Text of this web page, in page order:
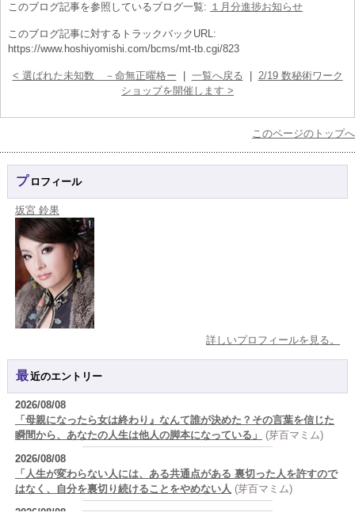
このブログ記事を参照しているブログ一覧: １月分進捗お知らせ
このブログ記事に対するトラックバックURL:
https://www.hoshiyomishi.com/bcms/mt-tb.cgi/823
< 選ばれた未知数 －命無正曜格ー 一覧へ戻る
2/19 数秘術ワーク
ショップを開催します >
このページのトップへ
プロフィール
坂宮 鈴果
詳しいプロフィールを見る。
最近のエントリー
2026/08/08
「母親になったら女は終わり』なんて誰が決めた？その言葉を信じた
瞬間から、あなたの人生は他人の脚本になっている」
(芽百マミム)
2026/08/08
「人生が変わらない人には、ある共通点がある 裏切った人を許すので
はなく、自分を裏切り続けることをやめない人 (芽百マミム)
2026/08/08